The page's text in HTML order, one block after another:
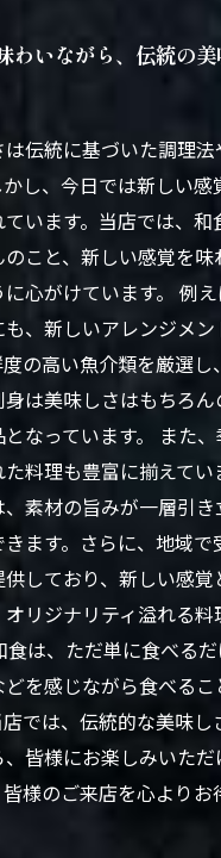
わいながら、伝統の
伝統に基づいた調理
し、今日では新しい感
います。当店では、
こと、新しい感覚を
心がけています。 例
、新しいアレンジメ
の高い魚介類を厳選
は美味しさはもちろん
なっています。 また
料理も豊富に揃えてい
素材の旨みが一層引
ます。さらに、地域
しており、新しい感
リジナリティ溢れる
食は、ただ単に食べる
を感じながら食べる
では、伝統的な美味し
皆様にお楽しみいた
様のご来店を心よりお